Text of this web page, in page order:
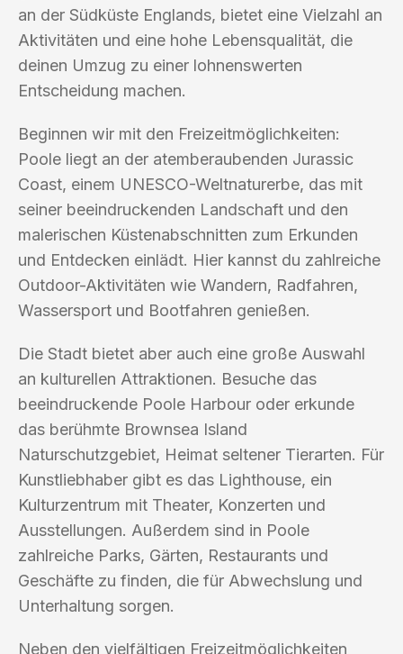
an der Südküste Englands, bietet eine Vielzahl an
Aktivitäten und eine hohe Lebensqualität, die
deinen Umzug zu einer lohnenswerten
Entscheidung machen.
Beginnen wir mit den Freizeitmöglichkeiten:
Poole liegt an der atemberaubenden Jurassic
Coast, einem UNESCO-Weltnaturerbe, das mit
seiner beeindruckenden Landschaft und den
malerischen Küstenabschnitten zum Erkunden
und Entdecken einlädt. Hier kannst du zahlreiche
Outdoor-Aktivitäten wie Wandern, Radfahren,
Wassersport und Bootfahren genießen.
Die Stadt bietet aber auch eine große Auswahl
an kulturellen Attraktionen. Besuche das
beeindruckende Poole Harbour oder erkunde
das berühmte Brownsea Island
Naturschutzgebiet, Heimat seltener Tierarten. Für
Kunstliebhaber gibt es das Lighthouse, ein
Kulturzentrum mit Theater, Konzerten und
Ausstellungen. Außerdem sind in Poole
zahlreiche Parks, Gärten, Restaurants und
Geschäfte zu finden, die für Abwechslung und
Unterhaltung sorgen.
Neben den vielfältigen Freizeitmöglichkeiten